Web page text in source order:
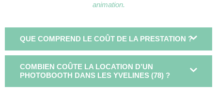
animation.
QUE COMPREND LE COÛT DE LA PRESTATION ?
COMBIEN COÛTE LA LOCATION D’UN
PHOTOBOOTH DANS LES YVELINES (78) ?